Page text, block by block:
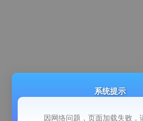
系统提示
因网络问题，页面加载失败，